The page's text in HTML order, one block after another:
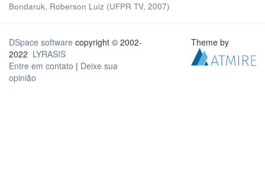
Bondaruk, Roberson Luiz (UFPR TV, 2007)
DSpace software copyright © 2002-
2022 LYRASIS
Entre em contato | Deixe sua
opinião
Theme by